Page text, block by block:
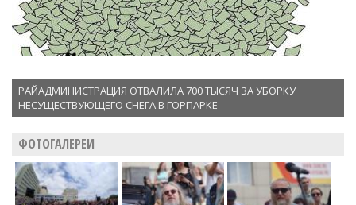
РАЙАДМИНИСТРАЦИЯ ОТВАЛИЛА 700 ТЫСЯЧ ЗА УБОРКУ
НЕСУЩЕСТВУЮЩЕГО СНЕГА В ГОРПАРКЕ
ФОТОГАЛЕРЕИ